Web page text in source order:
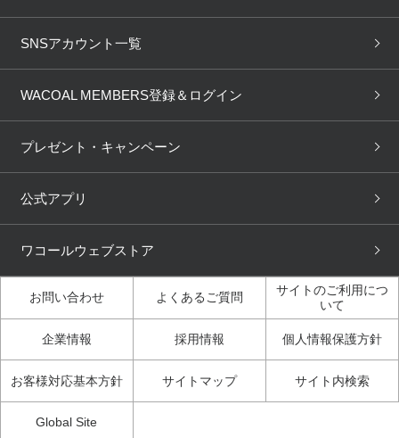
OUR WACOAL
WACOAL Remamma Mens Innerwear
Licensed Brands
ブラ無料診断
3Dボディスキャン
商品回収
ニュース＆トピックス
下着の基礎知識
ブラパン ワコールスタイル
大人の工場見学inベトナム
人間科学研究開発センター見
学
ガイド（マンガ）
3Dボディスキャン体験（マ
SNSアカウント一覧
WACOAL MEMBERS登録＆ログイン
プレゼント・キャンペーン
公式アプリ
ワコールウェブストア
お問い合わせ よくあるご質問
サイトのご利用につ
いて
企業情報 採用情報 個人情報保護方針
お客様対応基本方針 サイトマップ サイト内検索
Global Site